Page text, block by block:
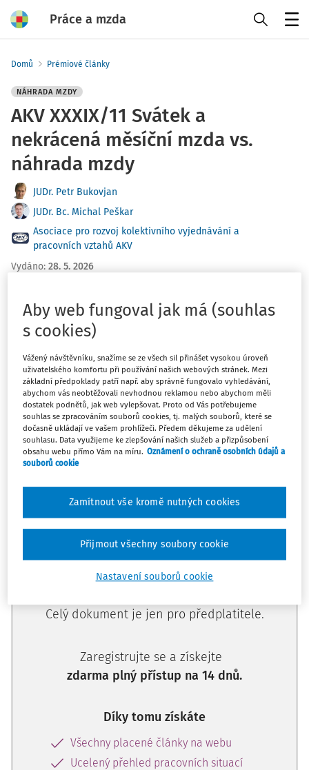
Práce a mzda
Domů Prémiové články
NÁHRADA MZDY
AKV XXXIX/11 Svátek a
nekrácená měsíční mzda vs.
náhrada mzdy
JUDr. Petr Bukovjan
JUDr. Bc. Michal Peškar
Asociace pro rozvoj kolektivního vyjednávání a
pracovních vztahů AKV
Vydáno: 28. 5. 2026
Zdroj :Premiové články 5/2026
Výkladové stanovisko AKV XXXIX./11.
Kolegia expertů v Mladé Boleslavi v březnu 2026
Zaměstnanci, který nepracoval proto, že svátek připadl
na jeho obvyklý pracovní den, přísluší dle ustanovení
115 odst. 3 ZP náhrada mzdy ve výši
Máte předplatné? Přihlaste se
Zatím jste si přečetli jen začátek…
Celý dokument je jen pro předplatitele.
Zaregistrujte se a získejte
zdarma plný přístup na 14 dnů.
Díky tomu získáte
Všechny placené články na webu
Ucelený přehled pracovních situací
Aby web fungoval jak má (souhlas
s cookies)
Vážený návštěvníku, snažíme se ze všech sil přinášet vysokou úroveň
uživatelského komfortu při používání našich webových stránek. Mezi
základní předpoklady patří např. aby správně fungovalo vyhledávání,
abychom vás neobtěžovali nevhodnou reklamou nebo abychom měli
dostatek podnětů, jak web vylepšovat. Proto od Vás potřebujeme
souhlas se zpracováním souborů cookies, tj. malých souborů, které se
dočasně ukládají ve vašem prohlížeči. Předem děkujeme za udělení
souhlasu. Data využijeme ke zlepšování našich služeb a přizpůsobení
obsahu webu přímo Vám na míru. Oznámení o ochraně osobních údajů a
souborů cookie
Nastavení souborů cookie
Zamítnout vše kromě nutných cookies
Přijmout všechny soubory cookie